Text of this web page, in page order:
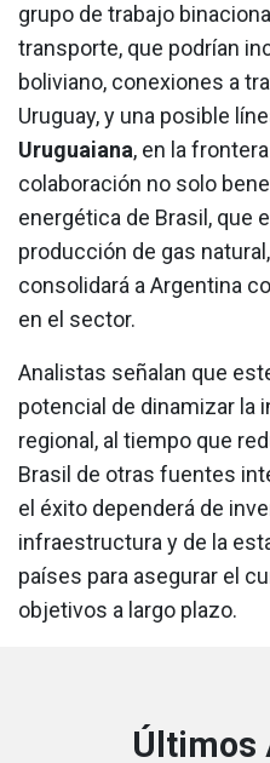
grupo de trabajo
transporte, que podrían
boliviano, conexiones a
Uruguay, y una posible
Uruguaiana, en la
colaboración no solo
energética de Brasil, que
producción de gas
consolidará a Argentina
en el sector.
Analistas señalan que
potencial de dinamizar la
regional, al tiempo que
Brasil de otras fuentes
el éxito dependerá de
infraestructura y de la
países para asegurar el
objetivos a largo plazo.
Últimos